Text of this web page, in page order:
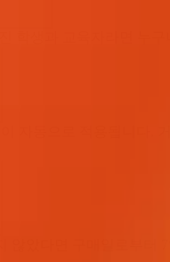
학생과 교육자라면 누
자동으로 적용됩니다.
않았다면 구매일로부터